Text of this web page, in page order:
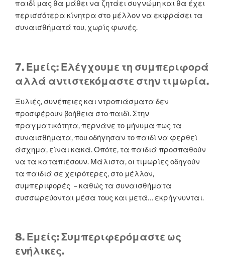
παιδί μας θα μάθει να ζητάει συγνώμη και θα έχει
περισσότερα κίνητρα στο μέλλον να εκφράσει τα
συναισθήματά του, χωρίς φωνές.
7. Εμείς: Ελέγχουμε τη συμπεριφορά
αλλά αντιστεκόμαστε στην τιμωρία.
Ξυλιές, συνέπειες και ντροπιάσματα δεν
προσφέρουν βοήθεια στο παιδί. Στην
πραγματικότητα, περνάνε το μήνυμα πως τα
συναισθήματα, που οδήγησαν το παιδί να φερθεί
άσχημα, είναι κακά. Οπότε, τα παιδιά προσπαθούν
να τα καταπιέσουν. Μάλιστα, οι τιμωρίες οδηγούν
τα παιδιά σε χειρότερες, στο μέλλον,
συμπεριφορές – καθώς τα συναισθήματα
συσσωρεύονται μέσα τους και μετά… εκρήγνυνται.
8. Εμείς: Συμπεριφερόμαστε ως
ενήλικες.